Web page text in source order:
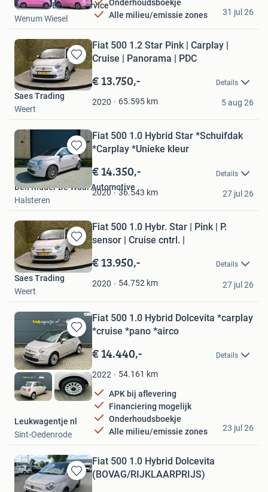
Onderhoudsboekje
Alle milieu/emissie zones
Van Zeist Bandenservice
Wenum Wiesel
31 jul 26
Bewaren
in
Mijn
Favorieten
Fiat 500 1.2 Star Pink | Carplay |
Cruise | Panorama | PDC
€ 13.750,- Details
2020 65.595 km
Saes Trading
Weert
5 aug 26
Bewaren
in
Favorieten
Fiat 500 1.0 Hybrid Star *Schuifdak
*Carplay *Unieke kleur
€ 14.350,- Details
2020 36.543 km
Den Ridder De Waal Automotive
Halsteren
27 jul 26
Bewaren
in
Mijn
Favorieten
Fiat 500 1.0 Hybr. Star | Pink | P.
sensor | Cruise cntrl. |
€ 13.950,- Details
2020 54.752 km
Saes Trading
Weert
27 jul 26
Bewaren
in
Mijn
Favorieten
Fiat 500 1.0 Hybrid Dolcevita *carplay
*cruise *pano *airco
€ 14.440,- Details
2022 54.161 km
APK bij aflevering
Financiering mogelijk
Onderhoudsboekje
Alle milieu/emissie zones
Leukwagentje nl
Sint-Oedenrode
23 jul 26
Bewaren
Fiat 500 1.0 Hybrid Dolcevita
(BOVAG/RIJKLAARPRIJS)